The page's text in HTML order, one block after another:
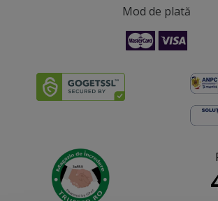
Mod de plată